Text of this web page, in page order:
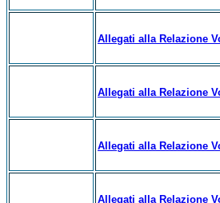
Allegati alla Relazione
Allegati alla Relazione
Allegati alla Relazione
Allegati alla Relazione